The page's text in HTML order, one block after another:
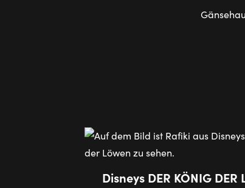
Disneys DER KÖNIG DER